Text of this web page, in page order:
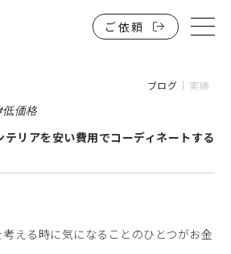
一人暮らしワンルーム
ご依頼
ブログ 実績
低価格
テリアを安い費用でコーディネートする
える時に気になることのひとつがお金